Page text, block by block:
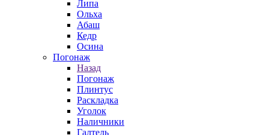
Липа
Ольха
Абаш
Кедр
Осина
Погонаж
Назад
Погонаж
Плинтус
Раскладка
Уголок
Наличники
Галтель